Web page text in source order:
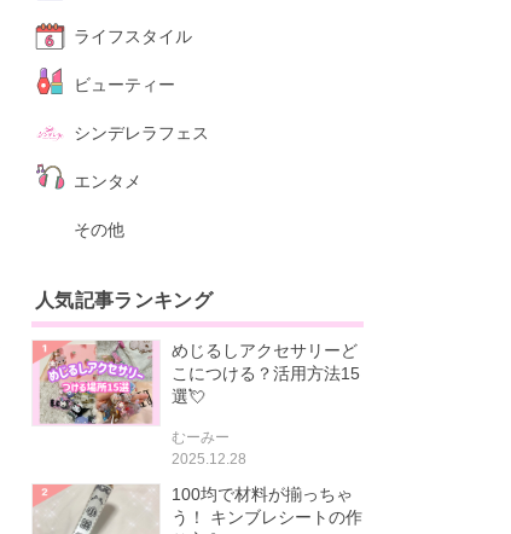
ライフスタイル
ビューティー
シンデレラフェス
エンタメ
その他
人気記事ランキング
めじるしアクセサリーど
こにつける？活用方法15
選💘
むーみー
2025.12.28
100均で材料が揃っちゃ
う！ キンブレシートの作